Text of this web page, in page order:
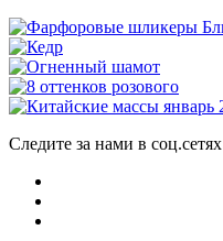
Следите за нами в соц.сетях